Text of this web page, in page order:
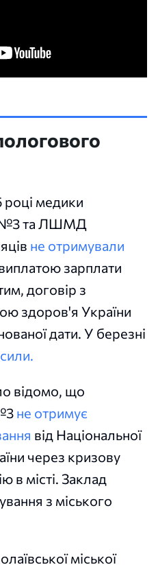
медики
№3 та ЛШМД
не отримували
зарплати
договір з
здоров'я України
дати. У березні
відомо, що
не отримує
від Національної
через кризову
в місті. Заклад
з міського
міської